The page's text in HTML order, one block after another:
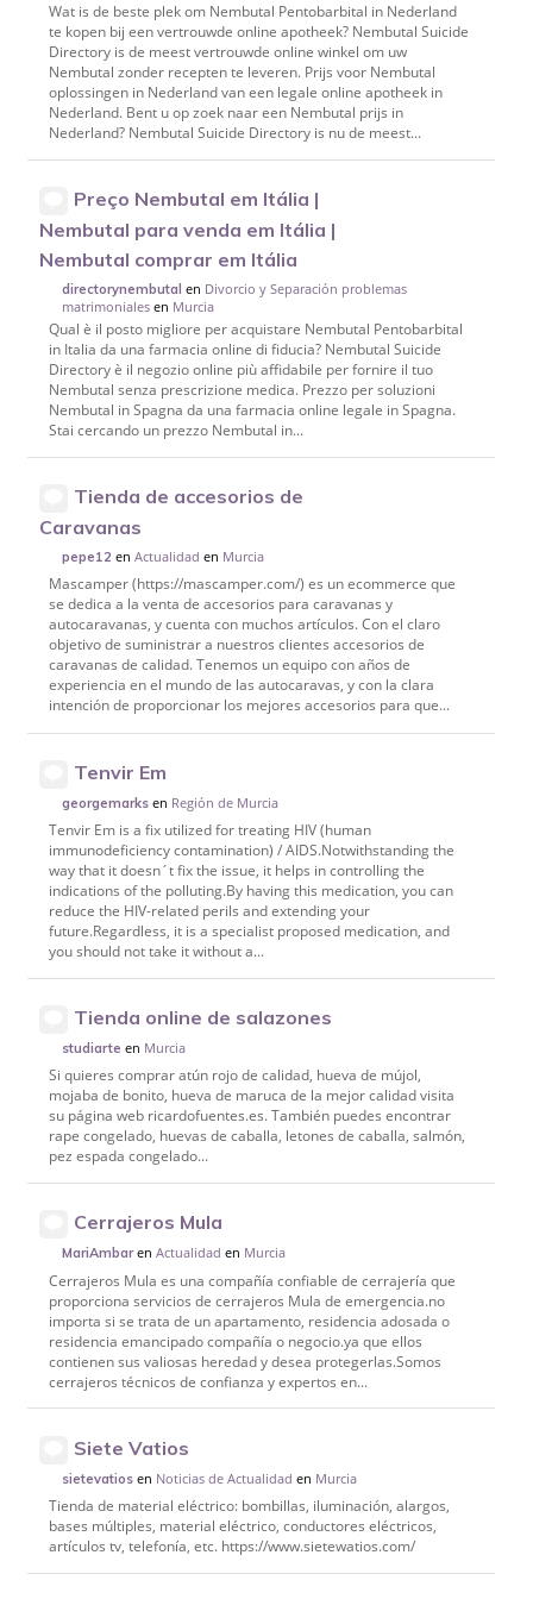
Wat is de beste plek om Nembutal Pentobarbital in Nederland
te kopen bij een vertrouwde online apotheek? Nembutal Suicide
Directory is de meest vertrouwde online winkel om uw
Nembutal zonder recepten te leveren. Prijs voor Nembutal
oplossingen in Nederland van een legale online apotheek in
Nederland. Bent u op zoek naar een Nembutal prijs in
Nederland? Nembutal Suicide Directory is nu de meest...
Preço Nembutal em Itália |
Nembutal para venda em Itália |
Nembutal comprar em Itália
directorynembutal en Divorcio y Separación problemas
matrimoniales en Murcia
Qual è il posto migliore per acquistare Nembutal Pentobarbital
in Italia da una farmacia online di fiducia? Nembutal Suicide
Directory è il negozio online più affidabile per fornire il tuo
Nembutal senza prescrizione medica. Prezzo per soluzioni
Nembutal in Spagna da una farmacia online legale in Spagna.
Stai cercando un prezzo Nembutal in...
Tienda de accesorios de
Caravanas
pepe12 enActualidad en Murcia
Mascamper (https://mascamper.com/) es un ecommerce que
se dedica a la venta de accesorios para caravanas y
autocaravanas, y cuenta con muchos artículos. Con el claro
objetivo de suministrar a nuestros clientes accesorios de
caravanas de calidad. Tenemos un equipo con años de
experiencia en el mundo de las autocaravas, y con la clara
intención de proporcionar los mejores accesorios para que...
Tenvir Em
georgemarks en Región de Murcia
Tenvir Em is a fix utilized for treating HIV (human
immunodeficiency contamination) / AIDS.Notwithstanding the
way that it doesn´t fix the issue, it helps in controlling the
indications of the polluting.By having this medication, you can
reduce the HIV-related perils and extending your
future.Regardless, it is a specialist proposed medication, and
you should not take it without a...
Tienda online de salazones
studiarte en Murcia
Si quieres comprar atún rojo de calidad, hueva de mújol,
mojaba de bonito, hueva de maruca de la mejor calidad visita
su página web ricardofuentes.es. También puedes encontrar
rape congelado, huevas de caballa, letones de caballa, salmón,
pez espada congelado...
Cerrajeros Mula
MariAmbarenActualidad en Murcia
Cerrajeros Mula es una compañía confiable de cerrajería que
proporciona servicios de cerrajeros Mula de emergencia.no
importa si se trata de un apartamento, residencia adosada o
residencia emancipado compañía o negocio.ya que ellos
contienen sus valiosas heredad y desea protegerlas.Somos
cerrajeros técnicos de confianza y expertos en...
Siete Vatios
sietevatios en Noticias de Actualidad en Murcia
Tienda de material eléctrico: bombillas, iluminación, alargos,
bases múltiples, material eléctrico, conductores eléctricos,
artículos tv, telefonía, etc. https://www.sietewatios.com/